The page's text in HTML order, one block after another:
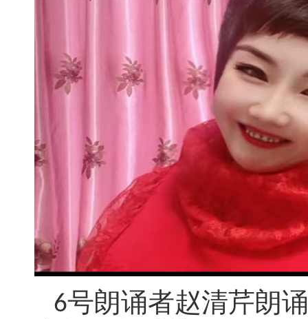
6号朗诵者赵清芹朗